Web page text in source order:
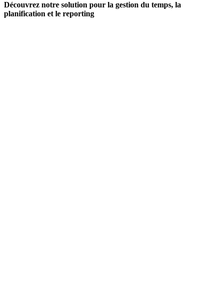
Découvrez notre solution pour la gestion du temps, la
planification et le reporting